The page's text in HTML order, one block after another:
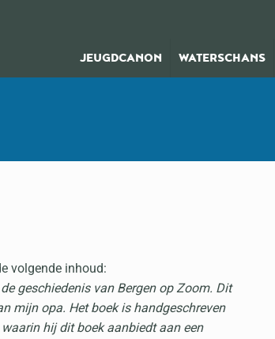
JEUGDCANON WATERSCHANS
volgende inhoud:
geschiedenis van Bergen op Zoom. Dit
mijn opa. Het boek is handgeschreven
hij dit boek aanbiedt aan een